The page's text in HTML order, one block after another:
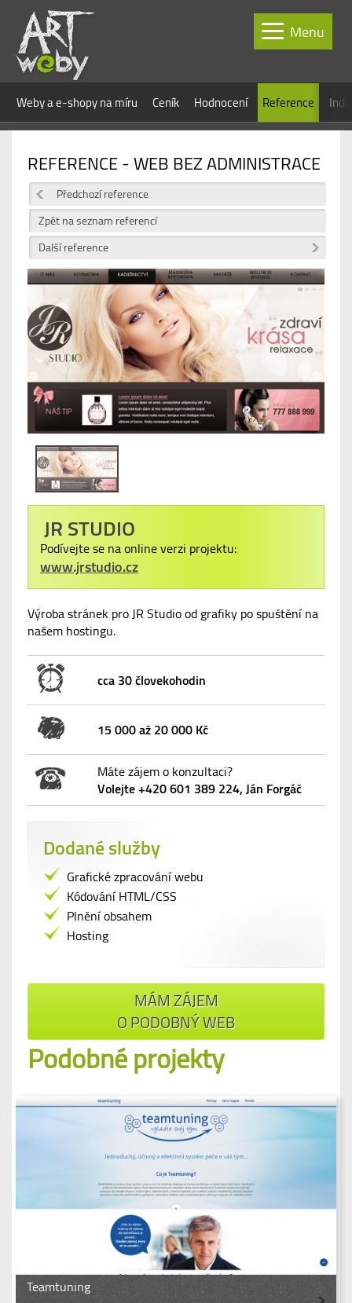
Menu
Weby a e-shopy na míru Ceník Hodnocení Reference
REFERENCE - WEB BEZ ADMINISTRACE
Předchozí reference
Zpět na seznam referencí
Další reference
JR STUDIO
Podívejte se na online verzi projektu:
www.jrstudio.cz
Výroba stránek pro JR Studio od grafiky po spuštění na
našem hostingu.
cca 30 človekohodin
15 000 až 20 000 Kč
Máte zájem o konzultaci?
Volejte +420 601 389 224, Ján Forgáč
Dodané služby
Grafické zpracování webu
Kódování HTML/CSS
Plnění obsahem
Hosting
MÁM ZÁJEM
O PODOBNÝ WEB
Podobné projekty
Teamtuning